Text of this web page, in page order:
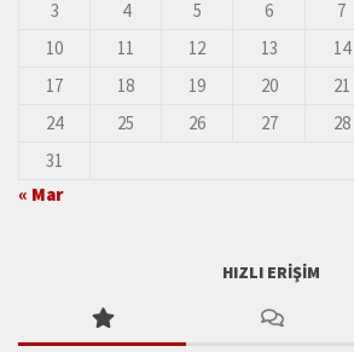
3
4 5 6 7
10
11 12 13 14
17
18 19 20 21
24
25 26 27 28
31
« Mar
HIZLI ERIŞIM